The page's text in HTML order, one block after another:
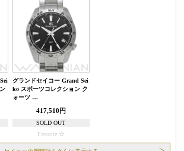
グランドセイコー Grand Sei
ko スポーツコレクション ク
ォーツ …
417,510円
SOLD OUT
Favorite